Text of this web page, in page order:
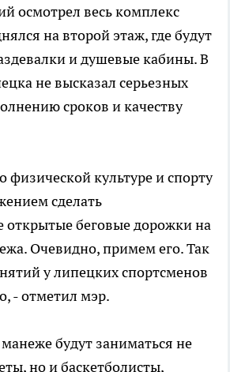
осмотрел весь комплекс
на второй этаж, где будут
и душевые кабины. В
не высказал серьезных
сроков и качеству
физической культуре и спорту
сделать
открытые беговые дорожки на
Очевидно, примем его. Так
у липецких спортсменов
- отметил мэр.
будут заниматься не
но и баскетболисты,